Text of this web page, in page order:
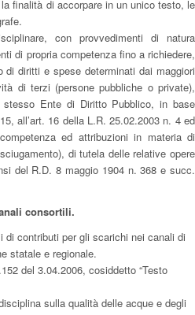
finalità di accorpare in un unico testo, le
con provvedimenti di natura
di propria competenza fino a richiedere,
diritti e spese determinati dai maggiori
di terzi (persone pubbliche o private),
stesso Ente di Diritto Pubblico, in base
all’art. 16 della L.R. 25.02.2003 n. 4 ed
ed attribuzioni in materia di
di tutela delle relative opere
del R.D. 8 maggio 1904 n. 368 e succ.
consortili.
di contributi per gli scarichi nei canali di
statale e regionale.
del 3.04.2006, cosiddetto “Testo
sulla qualità delle acque e degli